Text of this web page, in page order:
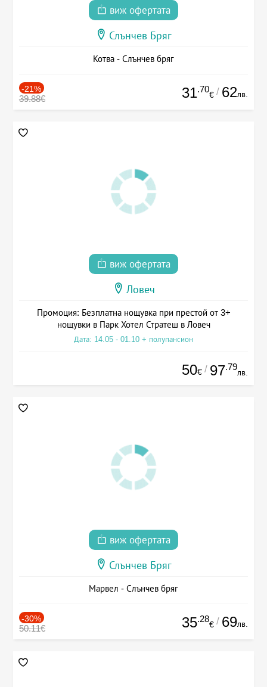
виж офертата
Слънчев Бряг
Котва - Слънчев бряг
-21%
39.88€ 31.70
€ / 62лв.
виж офертата
Ловеч
Промоция: Безплатна нощувка при престой от 3+
нощувки в Парк Хотел Стратеш в Ловеч
Дата: 14.05 - 01.10 + полупансион
50€ / 97.79
лв.
виж офертата
Слънчев Бряг
Марвел - Слънчев бряг
-30%
50.11€ 35.28
€ / 69лв.